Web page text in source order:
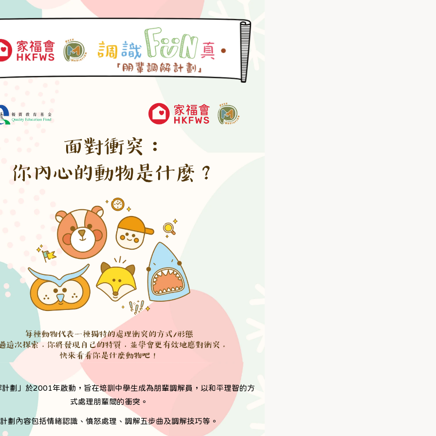
計劃」於2001年啟動，旨在培訓中學生成為朋輩調解員，以和平理智的方
式處理朋輩間的衝突。
計劃內容包括情緒認識、憤怒處理、調解五步曲及調解技巧等。